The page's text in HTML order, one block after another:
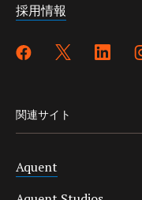
採用情報
関連サイト
Aquent